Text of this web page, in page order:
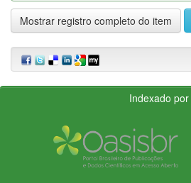
Mostrar registro completo do item
Indexado por